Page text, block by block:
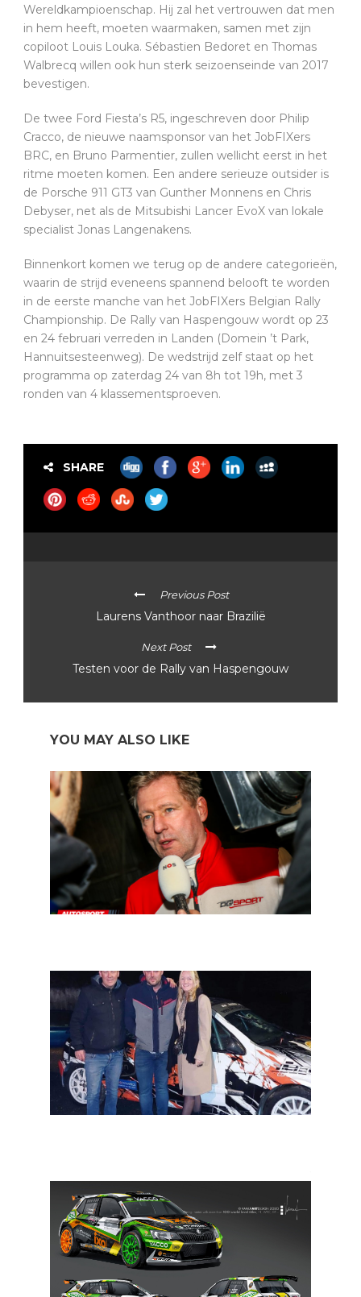
Wereldkampioenschap. Hij zal het vertrouwen dat men
in hem heeft, moeten waarmaken, samen met zijn
copiloot Louis Louka. Sébastien Bedoret en Thomas
Walbrecq willen ook hun sterk seizoenseinde van 2017
bevestigen.
De twee Ford Fiesta’s R5, ingeschreven door Philip
Cracco, de nieuwe naamsponsor van het JobFIXers
BRC, en Bruno Parmentier, zullen wellicht eerst in het
ritme moeten komen. Een andere serieuze outsider is
de Porsche 911 GT3 van Gunther Monnens en Chris
Debyser, net als de Mitsubishi Lancer EvoX van lokale
specialist Jonas Langenakens.
Binnenkort komen we terug op de andere categorieën,
waarin de strijd eveneens spannend belooft te worden
in de eerste manche van het JobFIXers Belgian Rally
Championship. De Rally van Haspengouw wordt op 23
en 24 februari verreden in Landen (Domein ’t Park,
Hannuitsesteenweg). De wedstrijd zelf staat op het
programma op zaterdag 24 van 8h tot 19h, met 3
ronden van 4 klassementsproeven.
SHARE
Previous Post
Laurens Vanthoor naar Brazilië
Next Post
Testen voor de Rally van Haspengouw
YOU MAY ALSO LIKE